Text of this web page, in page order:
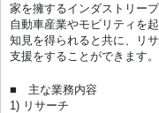
家を擁するインダストリー
自動車産業やモビリティを
知見を得られると共に、リ
支援をすることができます。
■ 主な業務内容
1) リサーチ